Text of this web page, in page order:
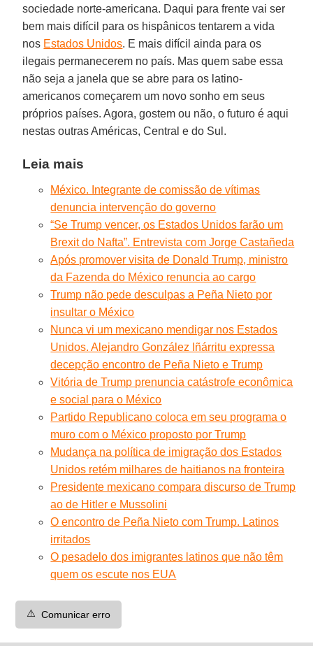
sociedade norte-americana. Daqui para frente vai ser
bem mais difícil para os hispânicos tentarem a vida
nos Estados Unidos. E mais difícil ainda para os
ilegais permanecerem no país. Mas quem sabe essa
não seja a janela que se abre para os latino-
americanos começarem um novo sonho em seus
próprios países. Agora, gostem ou não, o futuro é aqui
nestas outras Américas, Central e do Sul.
Leia mais
México. Integrante de comissão de vítimas
denuncia intervenção do governo
“Se Trump vencer, os Estados Unidos farão um
Brexit do Nafta”. Entrevista com Jorge Castañeda
Após promover visita de Donald Trump, ministro
da Fazenda do México renuncia ao cargo
Trump não pede desculpas a Peña Nieto por
insultar o México
Nunca vi um mexicano mendigar nos Estados
Unidos. Alejandro González Iñárritu expressa
decepção encontro de Peña Nieto e Trump
Vitória de Trump prenuncia catástrofe econômica
e social para o México
Partido Republicano coloca em seu programa o
muro com o México proposto por Trump
Mudança na política de imigração dos Estados
Unidos retém milhares de haitianos na fronteira
Presidente mexicano compara discurso de Trump
ao de Hitler e Mussolini
O encontro de Peña Nieto com Trump. Latinos
irritados
O pesadelo dos imigrantes latinos que não têm
quem os escute nos EUA
⚠️ Comunicar erro